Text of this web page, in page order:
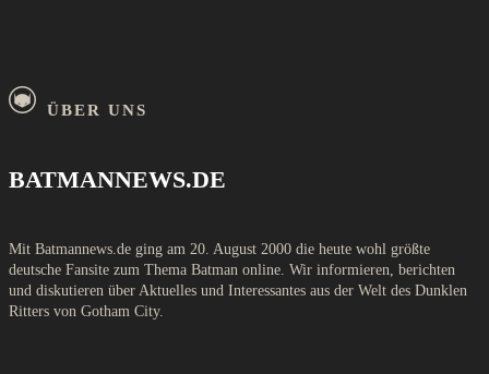
ÜBER UNS
BATMANNEWS.DE
Mit Batmannews.de ging am 20. August 2000 die heute wohl größte
deutsche Fansite zum Thema Batman online. Wir informieren, berichten
und diskutieren über Aktuelles und Interessantes aus der Welt des Dunklen
Ritters von Gotham City.